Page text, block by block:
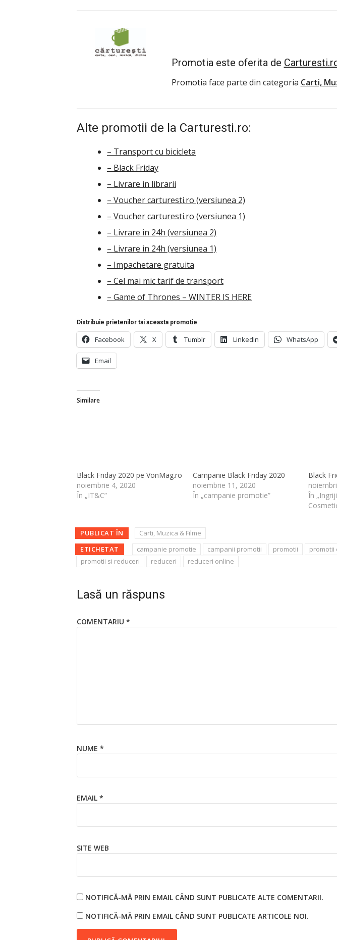
Promotia este oferita de
Promotia face parte din categoria Carti,
Alte promotii de la Carturesti.ro:
– Transport cu bicicleta
– Black Friday
– Livrare in librarii
– Voucher carturesti.ro (versiunea 2)
– Voucher carturesti.ro (versiunea 1)
– Livrare in 24h (versiunea 2)
– Livrare in 24h (versiunea 1)
– Impachetare gratuita
– Cel mai mic tarif de transport
– Game of Thrones – WINTER IS HERE
Distribuie prietenilor tai aceasta promotie
Facebook X Tumblr LinkedIn WhatsApp
Email
Similare
Black Friday 2020 pe VonMag.ro
noiembrie 4, 2020
În „IT&C”
Campanie Black Friday 2020
noiembrie 11, 2020
În „campanie promotie”
Black
În
PUBLICAT ÎN
Carti, Muzica & Filme
ETICHETAT
campanie promotie campanii promotii promotii
promotii
promotii si reduceri
reduceri reduceri online
Lasă un răspuns
COMENTARIU *
NUME *
EMAIL *
SITE WEB
NOTIFICĂ-MĂ PRIN EMAIL CÂND SUNT PUBLICATE ALTE COMENTARII.
NOTIFICĂ-MĂ PRIN EMAIL CÂND SUNT PUBLICATE ARTICOLE NOI.